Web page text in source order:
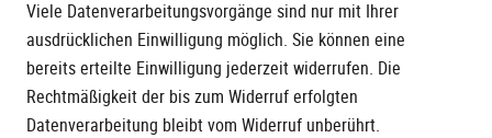
Viele Datenverarbeitungsvorgänge sind nur mit Ihrer
ausdrücklichen Einwilligung möglich. Sie können eine
bereits erteilte Einwilligung jederzeit widerrufen. Die
Rechtmäßigkeit der bis zum Widerruf erfolgten
Datenverarbeitung bleibt vom Widerruf unberührt.